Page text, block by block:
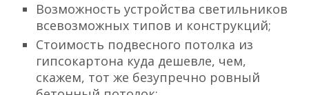
Возможность устройства светильников
всевозможных типов и конструкций;
Стоимость подвесного потолка из
гипсокартона куда дешевле, чем,
скажем, тот же безупречно ровный